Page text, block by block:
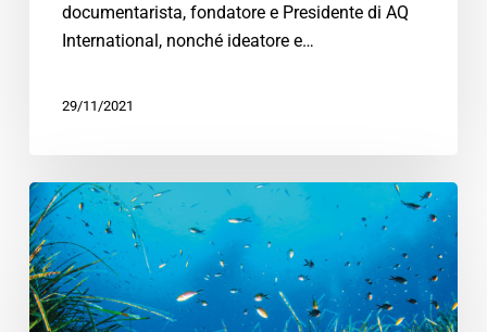
documentarista, fondatore e Presidente di AQ
International, nonché ideatore e…
29/11/2021